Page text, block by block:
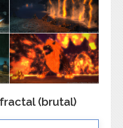
(brutal)